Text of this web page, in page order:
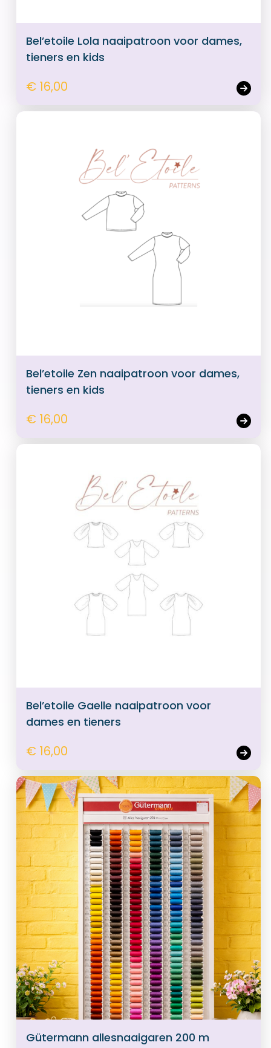
Bel’etoile Lola naaipatroon voor dames,
tieners en kids
€ 16,00
Bel’etoile Zen naaipatroon voor dames,
tieners en kids
€ 16,00
Bel’etoile Gaelle naaipatroon voor
dames en tieners
€ 16,00
Gütermann allesnaaigaren 200 m